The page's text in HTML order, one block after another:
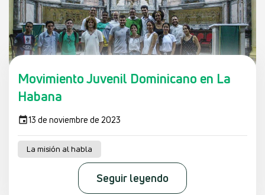
Movimiento Juvenil Dominicano en La
Habana
13 de noviembre de 2023
La misión al habla
Seguir leyendo